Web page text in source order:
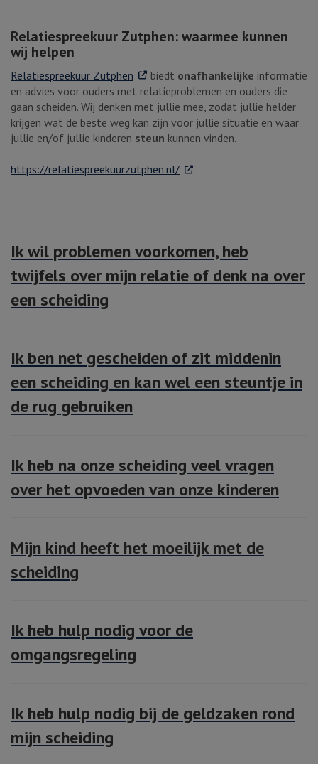
Relatiespreekuur Zutphen: waarmee kunnen
wij helpen
Relatiespreekuur Zutphen . Externe link
biedt onafhankelijke informatie
en advies voor ouders met relatieproblemen en ouders die
gaan scheiden. Wij denken met jullie mee, zodat jullie helder
krijgen wat de beste weg kan zijn voor jullie situatie en waar
jullie en/of jullie kinderen steun kunnen vinden.
https://relatiespreekuurzutphen.nl/. Externe link
Ik wil problemen voorkomen, heb
twijfels over mijn relatie of denk na over
een scheiding
Ik ben net gescheiden of zit middenin
een scheiding en kan wel een steuntje in
de rug gebruiken
Ik heb na onze scheiding veel vragen
over het opvoeden van onze kinderen
Mijn kind heeft het moeilijk met de
scheiding
Ik heb hulp nodig voor de
omgangsregeling
Ik heb hulp nodig bij de geldzaken rond
mijn scheiding